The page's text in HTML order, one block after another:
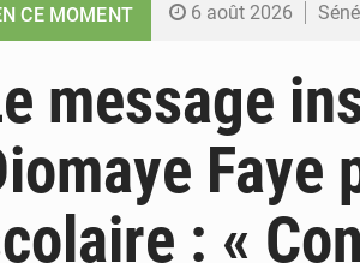
CE MOMENT 6 août 2026 Sénégal
5 août 2026
5 août 2026
5 août 2026
message
Faye
: «